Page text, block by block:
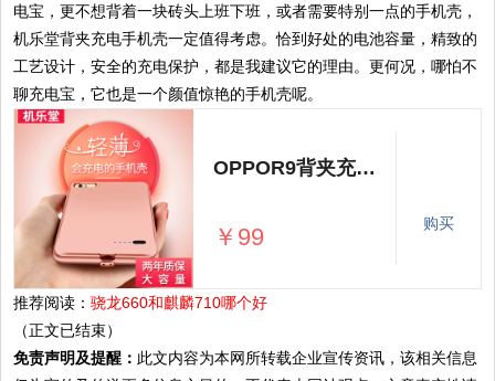
电宝，更不想背着一块砖头上班下班，或者需要特别一点的手机壳，
机乐堂背夹充电手机壳一定值得考虑。恰到好处的电池容量，精致的
工艺设计，安全的充电保护，都是我建议它的理由。更何况，哪怕不
聊充电宝，它也是一个颜值惊艳的手机壳呢。
OPPOR9背夹充电宝电池专用R9s plus闪充手机壳式超薄VIVOX9冲无线
￥99 购买
推荐阅读：骁龙660和麒麟710哪个好
（正文已结束）
免责声明及提醒： 此文内容为本网所转载企业宣传资讯，该相关信息